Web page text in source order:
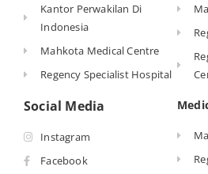
Kantor Perwakilan Di
Indonesia
Mahkota Medical Centre
Regency Specialist Hospital
Social Media
Instagram
Facebook